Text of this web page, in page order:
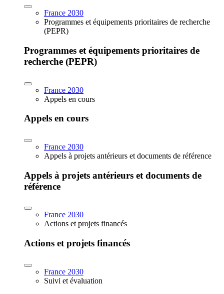
France 2030
Programmes et équipements prioritaires de recherche
(PEPR)
Programmes et équipements prioritaires de
recherche (PEPR)
France 2030
Appels en cours
Appels en cours
France 2030
Appels à projets antérieurs et documents de référence
Appels à projets antérieurs et documents de
référence
France 2030
Actions et projets financés
Actions et projets financés
France 2030
Suivi et évaluation